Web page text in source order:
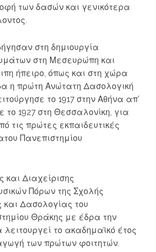
των δασών και γενικότερα
στη δημιουργία
στη Μεσευρώπη και
ήπειρο, όπως και στη χώρα
η πρώτη Ανώτατη Δασολογική
το 1917 στην Αθήνα απ’
το 1927 στη Θεσσαλονίκη, για
τις πρώτες εκπαιδευτικές
Πανεπιστημίου
Διαχείρισης
Πόρων της Σχολής
και Δασολογίας του
Θράκης με έδρα την
το ακαδημαϊκό έτος
των πρώτων φοιτητών.